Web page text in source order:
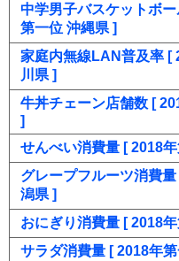
中学男子バスケットボ
第一位 沖縄県 ]
家庭内無線LAN普及率 [
川県 ]
牛丼チェーン店舗数 [
]
せんべい消費量 [ 2018
グレープフルーツ消費
潟県 ]
おにぎり消費量 [ 2018
サラダ消費量 [ 2018年